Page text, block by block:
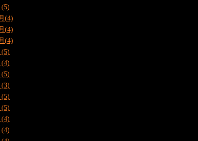
(5)
(4)
(4)
(4)
(5)
(4)
(5)
(3)
(5)
(5)
(4)
(4)